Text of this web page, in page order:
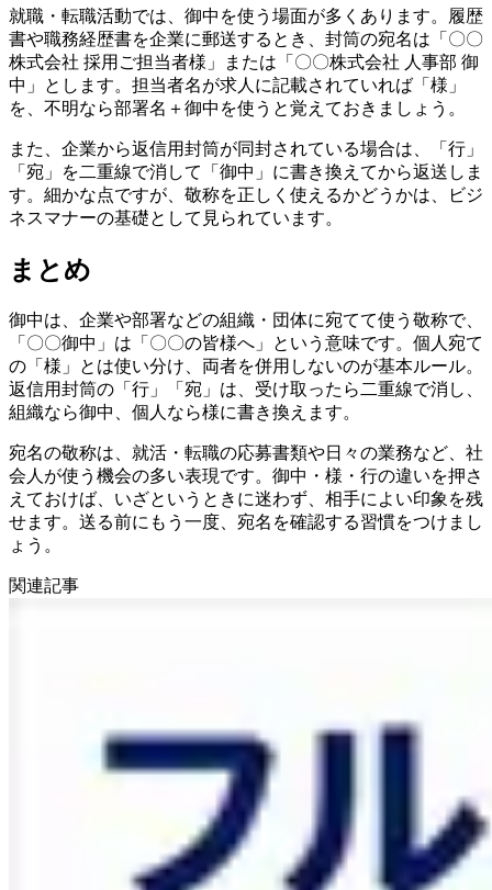
就職・転職活動では、御中を使う場面が多くあります。履歴
書や職務経歴書を企業に郵送するとき、封筒の宛名は「〇〇
株式会社 採用ご担当者様」または「〇〇株式会社 人事部 御
中」とします。担当者名が求人に記載されていれば「様」
を、不明なら部署名＋御中を使うと覚えておきましょう。
また、企業から返信用封筒が同封されている場合は、「行」
「宛」を二重線で消して「御中」に書き換えてから返送しま
す。細かな点ですが、敬称を正しく使えるかどうかは、ビジ
ネスマナーの基礎として見られています。
まとめ
御中は、企業や部署などの組織・団体に宛てて使う敬称で、
「〇〇御中」は「〇〇の皆様へ」という意味です。個人宛て
の「様」とは使い分け、両者を併用しないのが基本ルール。
返信用封筒の「行」「宛」は、受け取ったら二重線で消し、
組織なら御中、個人なら様に書き換えます。
宛名の敬称は、就活・転職の応募書類や日々の業務など、社
会人が使う機会の多い表現です。御中・様・行の違いを押さ
えておけば、いざというときに迷わず、相手によい印象を残
せます。送る前にもう一度、宛名を確認する習慣をつけまし
ょう。
関連記事